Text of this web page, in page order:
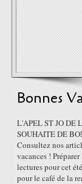
Bonnes
L'APEL ST JO DE
SOUHAITE DE
Consultez nos
vacances !
lectures pour cet
pour le café de la